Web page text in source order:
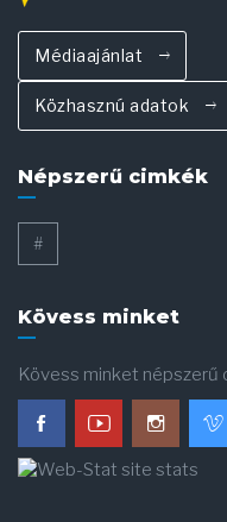
Médiaajánlat
Közhasznú adatok
Népszerű cimkék
#
Kövess minket
Kövess minket népszerű